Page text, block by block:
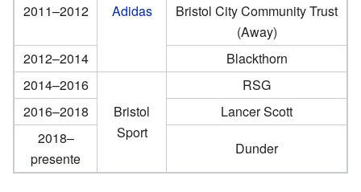
Adidas
2011–2012
Bristol City Community Trust
(Away)
2012–2014
Blackthorn
2014–2016
Bristol
Sport
RSG
2016–2018
Lancer Scott
2018–
presente
Dunder